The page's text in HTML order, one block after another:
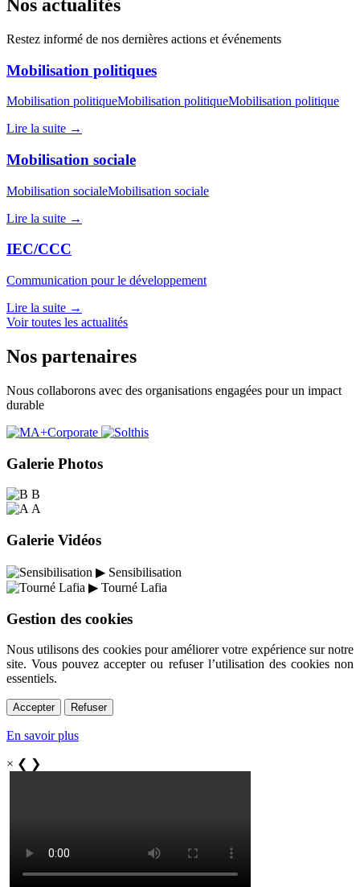
Nos actualités
Restez informé de nos dernières actions et événements
Mobilisation politiques
Mobilisation politiqueMobilisation politiqueMobilisation politique
Lire la suite →
Mobilisation sociale
Mobilisation socialeMobilisation sociale
Lire la suite →
IEC/CCC
Communication pour le développement
Lire la suite →
Voir toutes les actualités
Nos partenaires
Nous collaborons avec des organisations engagées pour un impact
durable
Galerie Photos
B
A
Galerie Vidéos
▶ Sensibilisation
▶ Tourné Lafia
Gestion des cookies
Nous utilisons des cookies pour améliorer votre expérience sur notre
site. Vous pouvez accepter ou refuser l’utilisation des cookies non
essentiels.
Accepter Refuser
En savoir plus
× ❮ ❯